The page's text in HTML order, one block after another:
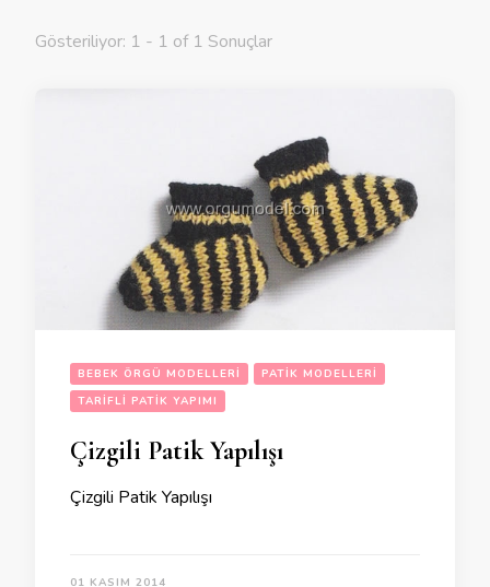
Gösteriliyor: 1 - 1 of 1 Sonuçlar
BEBEK ÖRGÜ MODELLERI
PATIK MODELLERI
TARIFLI PATIK YAPIMI
Çizgili Patik Yapılışı
Çizgili Patik Yapılışı
01 KASIM 2014